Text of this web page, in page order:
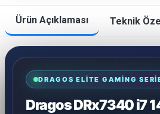
Ürün Açıklaması Teknik
DRAGOS ELITE GAMING
Dragos DRx7340 i7